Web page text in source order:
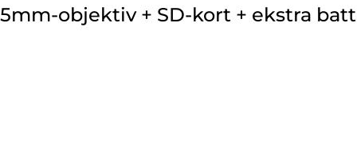
objektiv + SD-kort + ekstra